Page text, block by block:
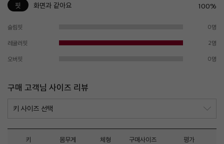
핏 화면과 같아요 100%
슬림핏 0명
레귤러핏 2명
오버핏 0명
구매 고객님 사이즈 리뷰
키 몸무게 체형 구매사이즈 평가